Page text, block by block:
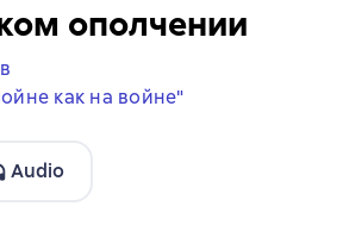
ополчении
как на войне"
Audio